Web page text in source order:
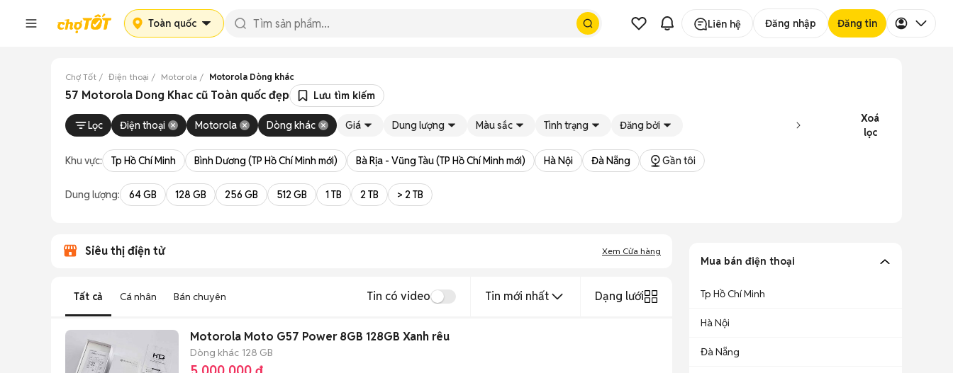
Toàn quốc Liên hệ Đăng nhập Đăng tin
Chợ Tốt Điện thoại Motorola Motorola Dòng khác
57 Motorola Dong Khac cũ Toàn quốc đẹp Lưu tìm kiếm
Lọc Điện thoại Motorola Dòng khác Giá Dung lượng Màu sắc Tình trạng Đăng bởi
Xoá
lọc
Khu vực: Tp Hồ Chí Minh Bình Dương (TP Hồ Chí Minh mới) Bà Rịa - Vũng Tàu (TP Hồ Chí Minh mới) Hà Nội Đà Nẵng Gần tôi
Dung lượng: 64 GB 128 GB 256 GB 512 GB 1 TB 2 TB > 2 TB
Siêu thị điện tử Xem Cửa hàng
Tất cả Cá nhân Bán chuyên Tin có video Tin mới nhất Dạng lưới
Motorola Moto G57 Power 8GB 128GB Xanh rêu
Dòng khác 128 GB
Mua bán điện thoại
Tp Hồ Chí Minh
Hà Nội
Đà Nẵng